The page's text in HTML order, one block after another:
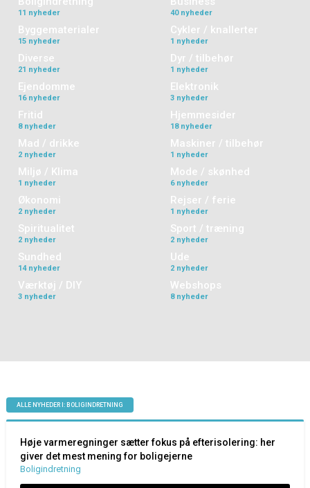
11 nyheder 40 nyheder
Byggematerialer
15 nyheder
Cykler / knallerter
1 nyheder
Diverse
21 nyheder
Dyr / tilbehør
1 nyheder
Ejendomme
16 nyheder
Elektronik
3 nyheder
Fritid
8 nyheder
Hjemmesider
18 nyheder
Mad / drikke
2 nyheder
Maskiner / tilbehør
1 nyheder
Miljø / Klima
1 nyheder
Mode / skønhed
6 nyheder
Økonomi
2 nyheder
Rejser / ferie
1 nyheder
Spiritualitet
2 nyheder
Sport / træning
2 nyheder
Sundhed
14 nyheder
Ude
2 nyheder
Værktøj / DIY
3 nyheder
Webshops
8 nyheder
ALLE NYHEDER I: BOLIGINDRETNING
Høje varmeregninger sætter fokus på efterisolering: her
giver det mest mening for boligejerne
Boligindretning